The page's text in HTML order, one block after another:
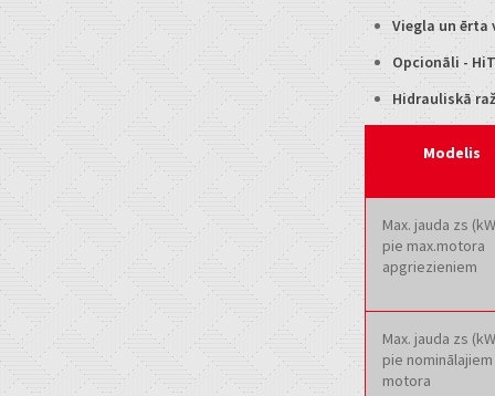
Viegla un
Opcionāli -
Hidrauliskā
Modelis
Max. jauda zs
pie max.motora
apgriezieniem
Max. jauda zs
pie nominālajiem
motora